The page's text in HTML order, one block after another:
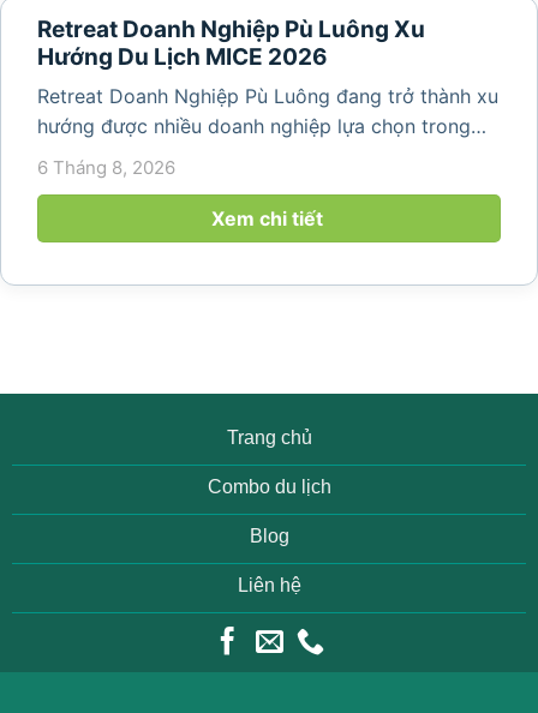
Retreat Doanh Nghiệp Pù Luông Xu
Hướng Du Lịch MICE 2026
Retreat Doanh Nghiệp Pù Luông đang trở thành xu
hướng được nhiều doanh nghiệp lựa chọn trong
năm 2026 khi nhu cầu kết hợp nghỉ dưỡng, hội
mang đến khoảng thời gian thư giãn...
6 Tháng 8, 2026
Xem chi tiết
Trang chủ
Combo du lịch
Blog
Liên hệ